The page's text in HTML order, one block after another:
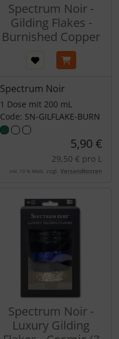
Spectrum Noir -
Gilding Flakes -
Burnished Copper
Spectrum Noir
1 Dose mit 200 mL
Code: SN-GILFLAKE-BURN
5,90 €
29,50 € pro L
inkl. 19 % MwSt. zzgl. Versandkosten
Spectrum Noir -
Luxury Gilding